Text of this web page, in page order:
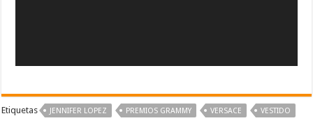
Etiquetas JENNIFER LOPEZ PREMIOS GRAMMY VERSACE VESTIDO